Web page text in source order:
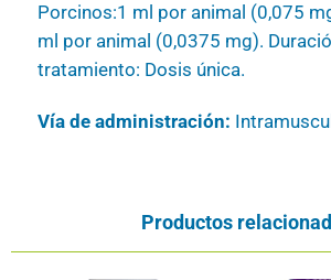
Porcinos:1 ml por animal (0,075
ml por animal (0,0375 mg).
tratamiento: Dosis única.
Vía de administración:
Productos